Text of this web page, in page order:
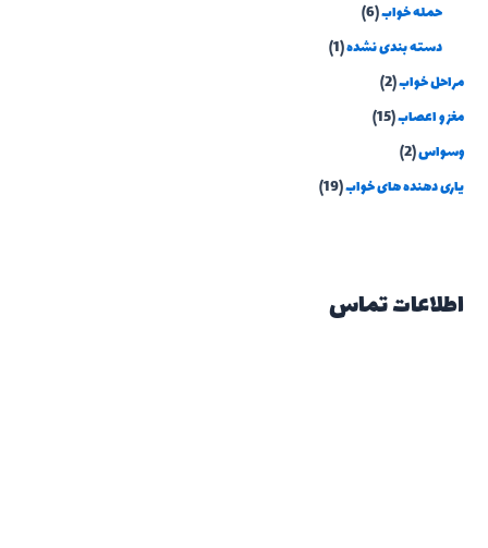
حمله خواب(6)
دسته بندی نشده(1)
مراحل خواب(2)
مغز و اعصاب(15)
وسواس(2)
یاری دهنده های خواب(19)
اطلاعات تماس